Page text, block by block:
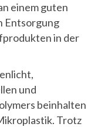
einem guten
Entsorgung
in der
und
beinhalten
Trotz